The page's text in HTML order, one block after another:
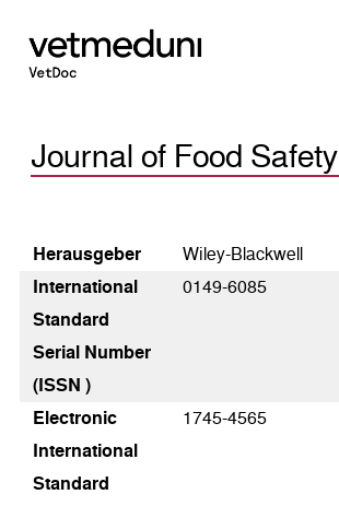
Journal of Food Safety
Heraus­geber
Wiley-Blackwell
International
Standard
Serial Number
(ISSN )
0149-6085
Electronic
International
Standard
1745-4565